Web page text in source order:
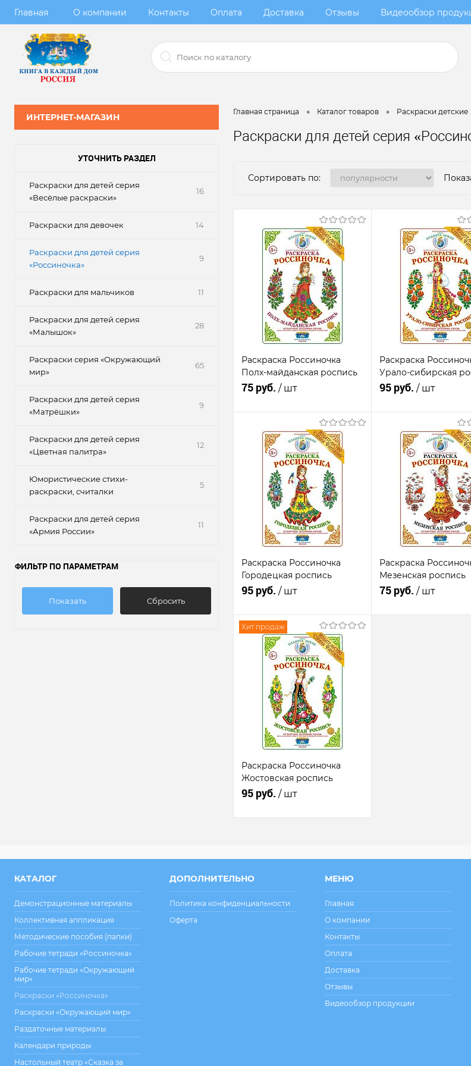
Главная О компании Контакты Оплата Доставка Отзывы Видеообзор
ИНТЕРНЕТ-МАГАЗИН
УТОЧНИТЬ РАЗДЕЛ
Раскраски для детей серия
«Весёлые раскраски»
16
Раскраски для девочек 14
Раскраски для детей серия
«Россиночка»
9
Раскраски для мальчиков 11
Раскраски для детей серия
«Малышок»
28
Раскраски серия «Окружающий
мир»
65
Раскраски для детей серия
«Матрёшки»
9
Раскраски для детей серия
«Цветная палитра»
12
Юмористические стихи-
раскраски, считалки
5
Раскраски для детей серия
«Армия России»
11
ФИЛЬТР ПО ПАРАМЕТРАМ
Показать Сбросить
Главная страница • Каталог товаров • Раскраски детские
Раскраски для детей серия
Сортировать по:
Раскраска Россиночка
Полх-майданская роспись
75 руб. / шт
В корзину
Купить в 1
К
сравнению
избранное
В
наличии
Раскраска
Урало-сибирская
95 руб. / шт
В
Купить в 1
К
избранное
В
Раскраска Россиночка
Городецкая роспись
95 руб. / шт
В корзину
Купить в 1
К
сравнению
избранное
В
наличии
Раскраска
Мезенская роспись
75 руб. / шт
Хит продаж
Раскраска Россиночка
Жостовская роспись
95 руб. / шт
клик
сравнению
В
избранное
В
наличии
КАТАЛОГ
Демонстрационные материалы
Коллективная аппликация
Методические пособия (папки)
Рабочие тетради «Россиночка»
Рабочие тетради «Окружающий
мир»
Раскраски «Россиночка»
Раскраски «Окружающий мир»
Раздаточные материалы
Календари природы
Настольный театр «Сказка за
ДОПОЛНИТЕЛЬНО
Политика конфиденциальности
Оферта
МЕНЮ
Главная
О компании
Контакты
Оплата
Доставка
Отзывы
Видеообзор продукции